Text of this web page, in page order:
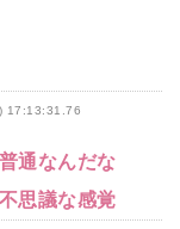
17:13:31.76
通なんだな
思議な感覚